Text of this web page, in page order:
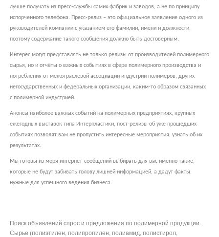
лучше получать из пресс-службы самих фабрик и заводов, а не по принципу
испорченного телефона. Пресс-релиз – это официальное заявление одного из
руководителей компании с указанием его фамилии, имени и должности,
поэтому содержание такого сообщения должно быть достоверным.
Интерес могут представлять не только релизы от производителей полимерного
сырья, но и отчёты о важных событиях в сфере полимерного производства и
потребления от межотраслевой ассоциации индустрии полимеров, других
негосударственных и федеральных организации, каким-то образом связанных
с полимерной индустрией.
Анонсы наиболее важных событий на полимерных предприятиях, крупных
ежегодных выставок типа Интерпластики, пост-релизы об уже прошедших
событиях позволят вам не пропустить интересные мероприятия, узнать об их
результатах.
Мы готовы из моря интернет-сообщений выбирать для вас именно такие,
которые не будут забивать голову лишней информацией, а дадут факты,
нужные для успешного ведения бизнеса.
Поиск объявлений спрос и предложения по полимерной продукции.
Сырье (полиэтилен, полипропилен, полиамид, полистирол,